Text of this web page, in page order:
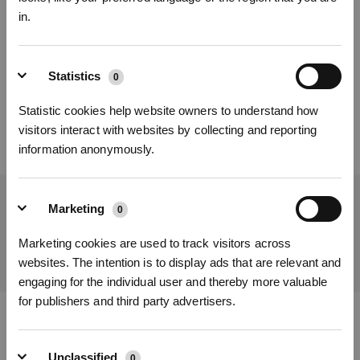
in.
Statistics 0
Statistic cookies help website owners to understand how
visitors interact with websites by collecting and reporting
information anonymously.
Marketing 0
Marketing cookies are used to track visitors across
websites. The intention is to display ads that are relevant and
engaging for the individual user and thereby more valuable
for publishers and third party advertisers.
Unclassified
Cet article vous a-t-il été utile ?
Obtenez les dernières nouvelles d'ECOVACS
Télécharger l'application ECOVACS
Inscrivez-vous et recevez
€ sur leur première commande lorsque le paiement dépasse 1000 €.